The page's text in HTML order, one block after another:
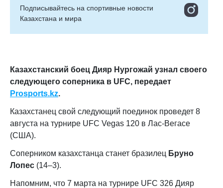
Подписывайтесь на cпортивные новости
Казахстана и мира
Казахстанский боец Дияр Нургожай узнал своего
следующего соперника в UFC, передает
Prosports.kz.
Казахстанец свой следующий поединок проведет 8
августа на турнире UFC Vegas 120 в Лас-Вегасе
(США).
Соперником казахстанца станет бразилец Бруно
Лопес (14–3).
Напомним, что 7 марта на турнире UFC 326 Дияр